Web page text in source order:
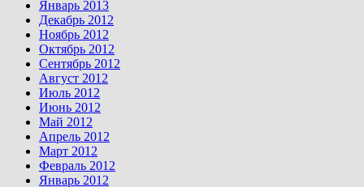
Январь 2013
Декабрь 2012
Ноябрь 2012
Октябрь 2012
Сентябрь 2012
Август 2012
Июль 2012
Июнь 2012
Май 2012
Апрель 2012
Март 2012
Февраль 2012
Январь 2012